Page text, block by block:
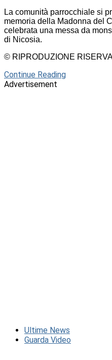
La comunità parrocchiale si
memoria della Madonna del
celebrata una messa da
di Nicosia.
© RIPRODUZIONE
Continue Reading
Advertisement
Ultime News
Guarda Video